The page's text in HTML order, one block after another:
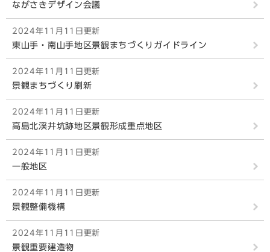
ながさきデザイン会議
2024年11月11日更新
東山手・南山手地区景観まちづくりガイドライン
2024年11月11日更新
景観まちづくり刷新
2024年11月11日更新
高島北渓井坑跡地区景観形成重点地区
2024年11月11日更新
一般地区
2024年11月11日更新
景観整備機構
2024年11月11日更新
景観重要建造物